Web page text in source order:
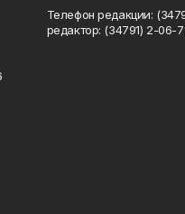
Телефон редакции:
редактор: (34791) 2-06-